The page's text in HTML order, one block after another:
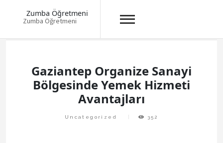
Zumba Öğretmeni
Zumba Öğretmeni
Gaziantep Organize Sanayi
Bölgesinde Yemek Hizmeti
Avantajları
Uncategorized 352